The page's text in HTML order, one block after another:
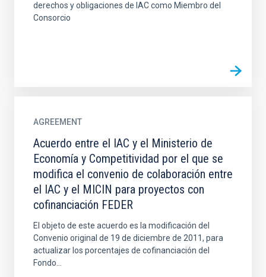
derechos y obligaciones de IAC como Miembro del
Consorcio
AGREEMENT
Acuerdo entre el IAC y el Ministerio de
Economía y Competitividad por el que se
modifica el convenio de colaboración entre
el IAC y el MICIN para proyectos con
cofinanciación FEDER
El objeto de este acuerdo es la modificación del
Convenio original de 19 de diciembre de 2011, para
actualizar los porcentajes de cofinanciación del
Fondo...